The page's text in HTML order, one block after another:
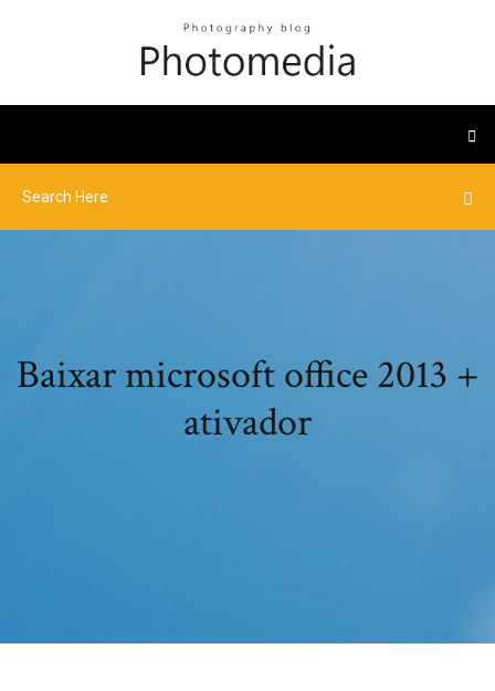
Baixar microsoft office 2013 +
ativador